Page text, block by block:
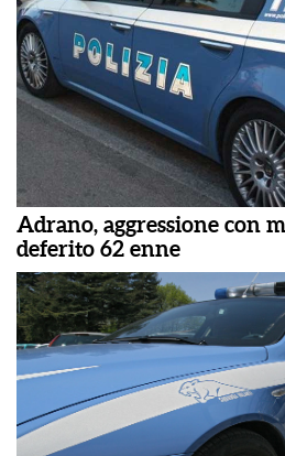
Adrano, aggressione con
deferito 62 enne